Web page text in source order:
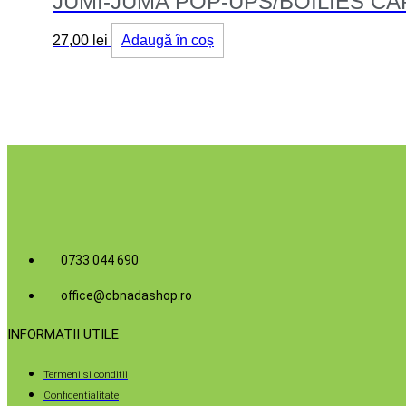
27,00 lei Adaugă în coș
0733 044 690
office@cbnadashop.ro
INFORMATII UTILE
Termeni si conditii
Confidentialitate